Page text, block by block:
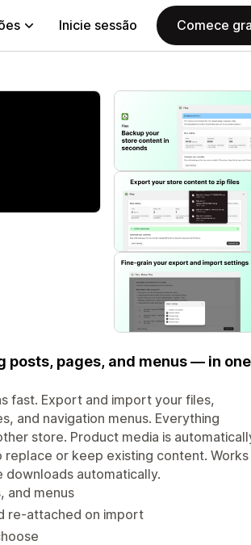
Inicie sessão Comece
posts, pages, and menus — in one
fast. Export and import your files,
and navigation menus. Everything
store. Product media is
or keep existing content. Works
automatically.
and menus
re-attached on import